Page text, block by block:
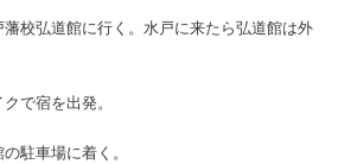
校弘道館に行く。水戸に来たら弘道館は外
で宿を出発。
駐車場に着く。